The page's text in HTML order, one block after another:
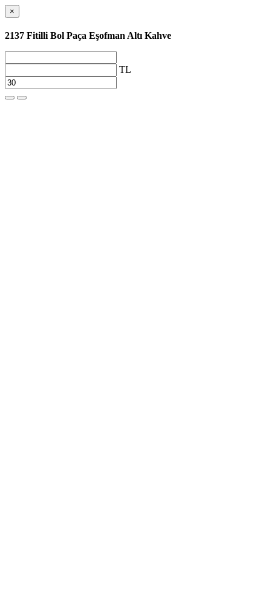
×
2137 Fitilli Bol Paça Eşofman Altı Kahve
TL